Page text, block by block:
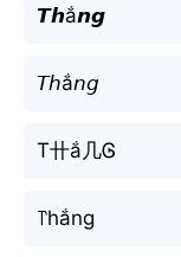
𝙏𝙝ắ𝙣𝙜
𝘛𝘩ắ𝘯𝘨
T卄ắ几Ꮆ
꓅hắng